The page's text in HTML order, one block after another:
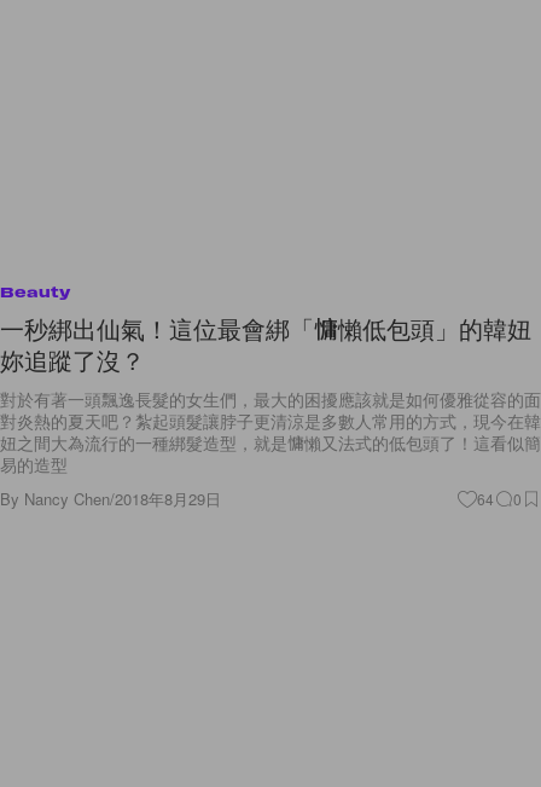
Beauty
一秒綁出仙氣！這位最會綁「慵懶低包頭」的韓妞
妳追蹤了沒？
對於有著一頭飄逸長髮的女生們，最大的困擾應該就是如何優雅從容的面
對炎熱的夏天吧？紮起頭髮讓脖子更清涼是多數人常用的方式，現今在韓
妞之間大為流行的一種綁髮造型，就是慵懶又法式的低包頭了！這看似簡
易的造型
By Nancy Chen/2018年8月29日 64 0